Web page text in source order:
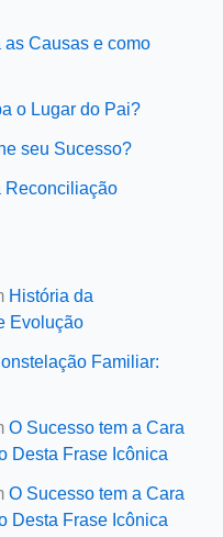
as Causas e como
o Lugar do Pai?
seu Sucesso?
Reconciliação
História da
Evolução
Familiar:
O Sucesso tem a Cara
Desta Frase Icônica
O Sucesso tem a Cara
Desta Frase Icônica